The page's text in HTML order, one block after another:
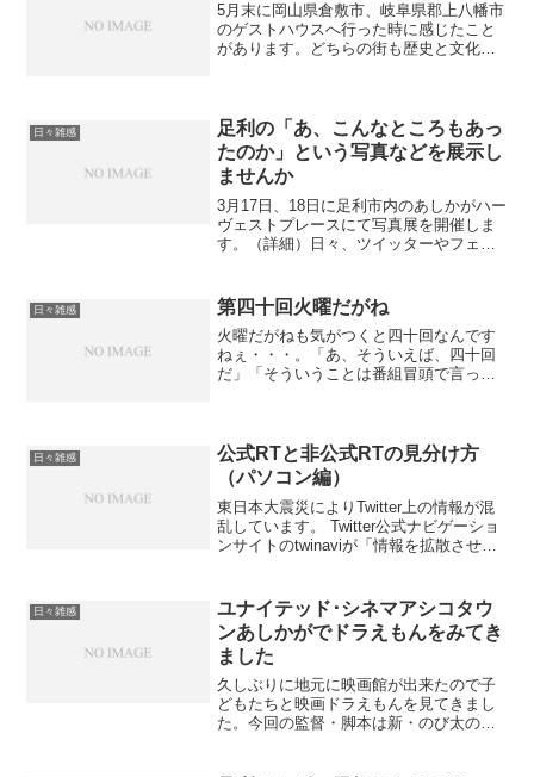
5月末に岡山県倉敷市、岐阜県郡上八幡市
のゲストハウスへ行った時に感じたこと
があります。どちらの街も歴史と文化で
にあるのではなく、住む...
日々雑感
足利の「あ、こんなところもあっ
たのか」という写真などを展示し
ませんか
3月17日、18日に足利市内のあしかがハー
ヴェストプレースにて写真展を開催しま
す。（詳細）日々、ツイッターやフェイ
な風に写真に写るのか」と思うことがあ
ります。スマートフ...
日々雑感 第四十回火曜だがね
火曜だがねも気がつくと四十回なんです
ねぇ・・・。「あ、そういえば、四十回
だ」「そういうことは番組冒頭で言って
日に開催された大日野外...
日々雑感
公式RTと非公式RTの見分け方
（パソコン編）
東日本大震災によりTwitter上の情報が混
乱しています。 Twitter公式ナビゲーショ
ンサイトのtwinaviが「情報を拡散させた
非公式RTと分からずに操作され...
日々雑感
ユナイテッド･シネマアシコタウ
ンあしかがでドラえもんをみてき
ました
久しぶりに地元に映画館が出来たので子
どもたちと映画ドラえもんを見てきまし
た。今回の監督・脚本は新・のび太の大